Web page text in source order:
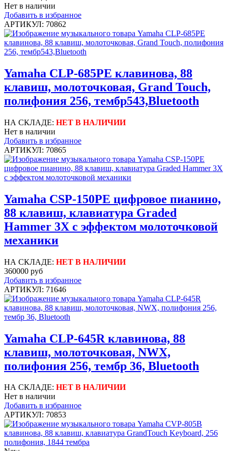
Нет в наличии
Добавить в избранное
АРТИКУЛ: 70862
Yamaha CLP-685PE клавинова, 88
клавиш, молоточковая, Grand Touch,
полифония 256, тембр543,Bluetooth
НА СКЛАДЕ: НЕТ В НАЛИЧИИ
Нет в наличии
Добавить в избранное
АРТИКУЛ: 70865
Yamaha CSP-150PE цифровое пианино,
88 клавиш, клавиатура Graded
Hammer 3X с эффектом молоточковой
механики
НА СКЛАДЕ: НЕТ В НАЛИЧИИ
360000 руб
Добавить в избранное
АРТИКУЛ: 71646
Yamaha CLP-645R клавинова, 88
клавиш, молоточковая, NWX,
полифония 256, тембр 36, Bluetooth
НА СКЛАДЕ: НЕТ В НАЛИЧИИ
Нет в наличии
Добавить в избранное
АРТИКУЛ: 70853